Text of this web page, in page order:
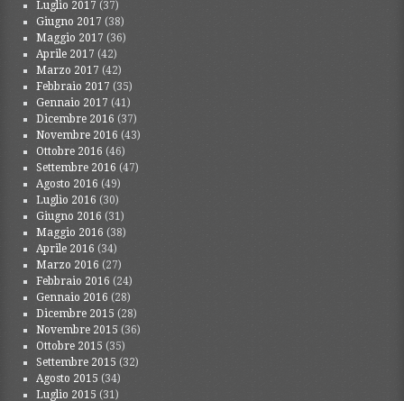
Luglio 2017 (37)
Giugno 2017 (38)
Maggio 2017 (36)
Aprile 2017 (42)
Marzo 2017 (42)
Febbraio 2017 (35)
Gennaio 2017 (41)
Dicembre 2016 (37)
Novembre 2016 (43)
Ottobre 2016 (46)
Settembre 2016 (47)
Agosto 2016 (49)
Luglio 2016 (30)
Giugno 2016 (31)
Maggio 2016 (38)
Aprile 2016 (34)
Marzo 2016 (27)
Febbraio 2016 (24)
Gennaio 2016 (28)
Dicembre 2015 (28)
Novembre 2015 (36)
Ottobre 2015 (35)
Settembre 2015 (32)
Agosto 2015 (34)
Luglio 2015 (31)